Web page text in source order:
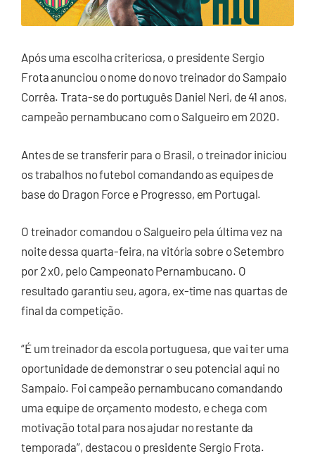
Após uma escolha criteriosa, o presidente Sergio
Frota anunciou o nome do novo treinador do Sampaio
Corrêa. Trata-se do português Daniel Neri, de 41 anos,
campeão pernambucano com o Salgueiro em 2020.
Antes de se transferir para o Brasil, o treinador iniciou
os trabalhos no futebol comandando as equipes de
base do Dragon Force e Progresso, em Portugal.
O treinador comandou o Salgueiro pela última vez na
noite dessa quarta-feira, na vitória sobre o Setembro
por 2 x0, pelo Campeonato Pernambucano. O
resultado garantiu seu, agora, ex-time nas quartas de
final da competição.
“É um treinador da escola portuguesa, que vai ter uma
oportunidade de demonstrar o seu potencial aqui no
Sampaio. Foi campeão pernambucano comandando
uma equipe de orçamento modesto, e chega com
motivação total para nos ajudar no restante da
temporada”, destacou o presidente Sergio Frota.